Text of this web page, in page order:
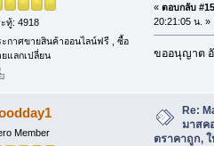
ทู้: 4918
ะกาศขายสินค้าออนไลน์ฟรี , ซื้อ
แลกเปลี่ยน
« ตอบกลับ
20:21:05 น. »
ขออนุญาต
Member
Re:
มาสค
ตราคาถูก,